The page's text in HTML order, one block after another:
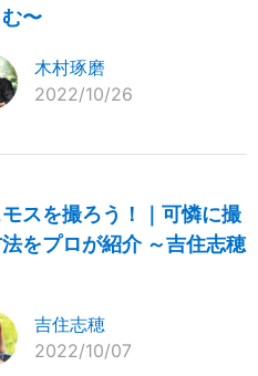
〜
木村琢磨
2022/10/26
スを撮ろう！｜可憐に撮
をプロが紹介 ～吉住志穂
吉住志穂
2022/10/07